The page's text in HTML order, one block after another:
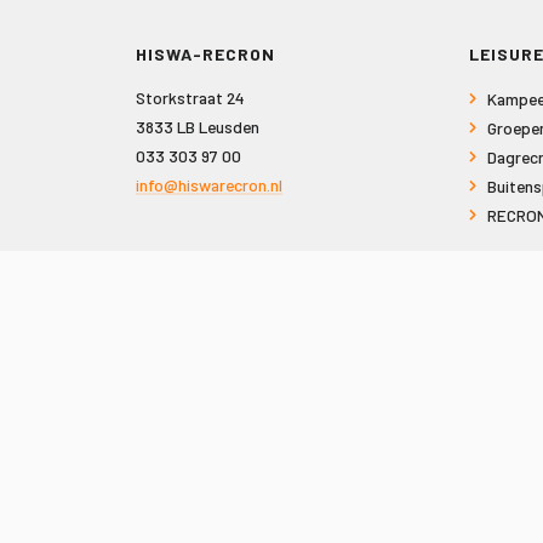
HISWA-RECRON
Storkstraat 24
3833 LB Leusden
033 303 97 00
info@hiswarecron.nl